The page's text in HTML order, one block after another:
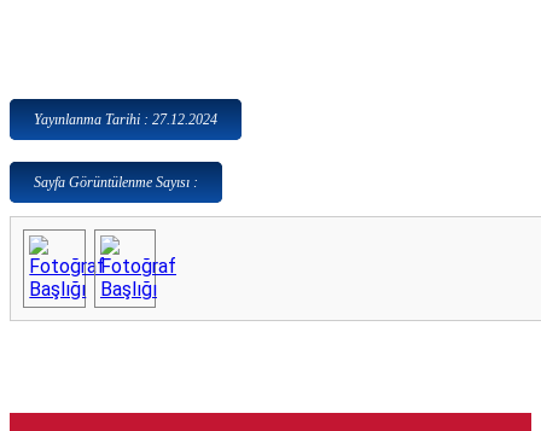
Yayınlanma Tarihi : 27.12.2024
Sayfa Görüntülenme Sayısı :